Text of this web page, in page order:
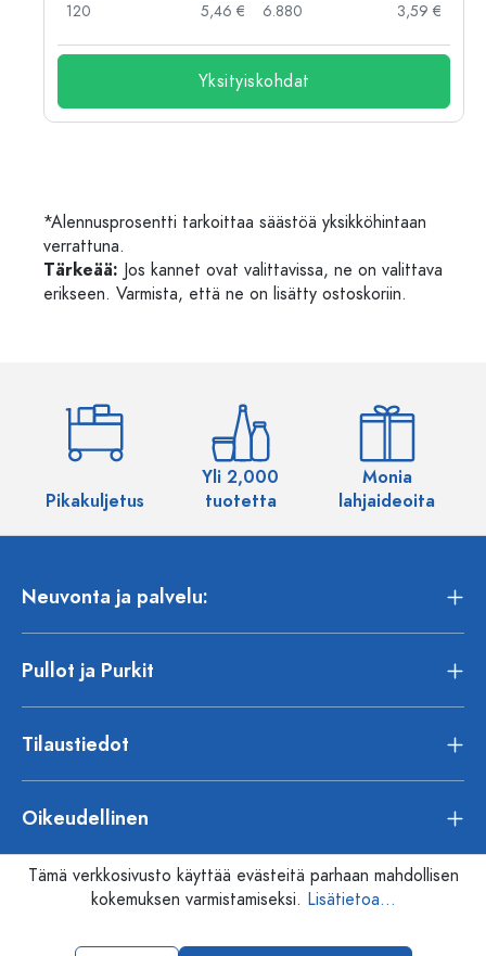
120
5,46 €
6.880
3,59 €
Yksityiskohdat
*Alennusprosentti tarkoittaa säästöä yksikköhintaan
verrattuna.
Tärkeää: Jos kannet ovat valittavissa, ne on valittava
erikseen. Varmista, että ne on lisätty ostoskoriin.
Pikakuljetus
Yli 2,000
tuotetta
Monia
lahjaideoita
Neuvonta ja palvelu:
Pullot ja Purkit
Tilaustiedot
Oikeudellinen
Tämä verkkosivusto käyttää evästeitä parhaan mahdollisen
kokemuksen varmistamiseksi. Lisätietoa...